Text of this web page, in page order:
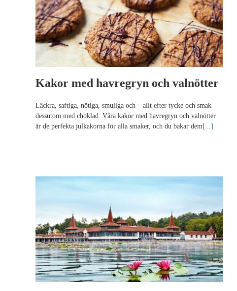
Kakor med havregryn och valnötter
Läckra, saftiga, nötiga, smuliga och – allt efter tycke och smak –
dessutom med choklad: Våra kakor med havregryn och valnötter
är de perfekta julkakorna för alla smaker, och du bakar dem[...]